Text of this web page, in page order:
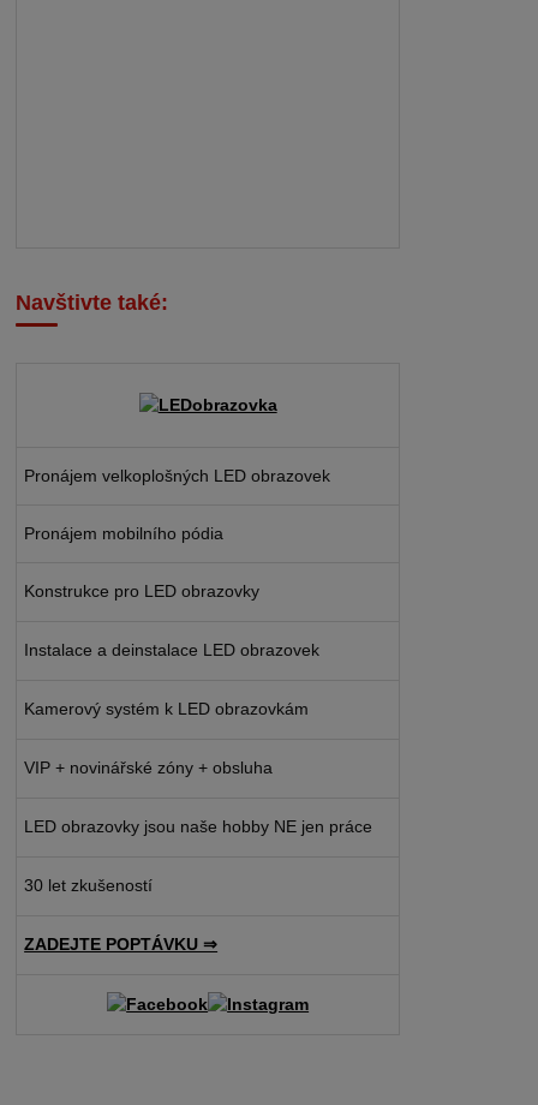
Navštivte také:
Pronájem velkoplošných LED obrazovek
Pronájem mobilního pódia
Konstrukce pro LED obrazovky
Instalace a deinstalace LED obrazovek
Kamerový systém k LED obrazovkám
VIP + novinářské zóny + obsluha
LED obrazovky jsou naše hobby NE jen práce
30 let zkušeností
ZADEJTE POPTÁVKU ⇒